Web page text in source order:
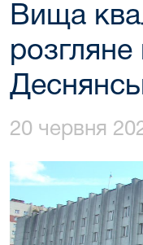
Вища
20 червня